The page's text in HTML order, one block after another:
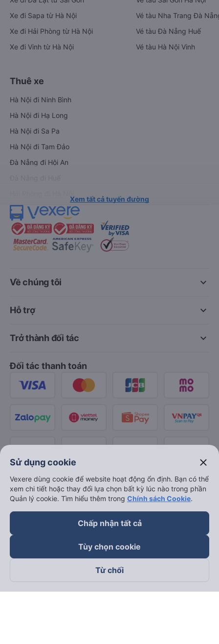
Xe đi Sapa từ Hà Nội
Xe đi Hải Phòng từ Hà Nội
Xe đi Vinh từ Hà Nội
Vé tàu Nha Trang Đà
Vé tàu Đà Nẵng Huế
Vé tàu Hà Nội Vinh
Thuê xe
Hà Nội đi Ninh Bình
Hà Nội đi Hạ Long
Hà Nội đi Sa Pa
Hà Nội đi Tam Đảo
Đà Nẵng đi Hội An
Xem tất cả tuyến đường
keyboard_arrow_down
Về chúng tôi
keyboard_arrow_down
Hỗ trợ
keyboard_arrow_down
Trở thành đối tác
Đối tác thanh toán
Theo dõi chúng tôi trên
Sử dụng cookie close
Vexere dùng cookie để website hoạt động ổn định. Bạn có thể
xem chi tiết hoặc thay đổi lựa chọn bất kỳ lúc nào trong phần
Quản lý cookie. Tìm hiểu thêm trong Chính sách Cookie.
Chấp nhận tất cả
Tùy chọn cookie
Từ chối